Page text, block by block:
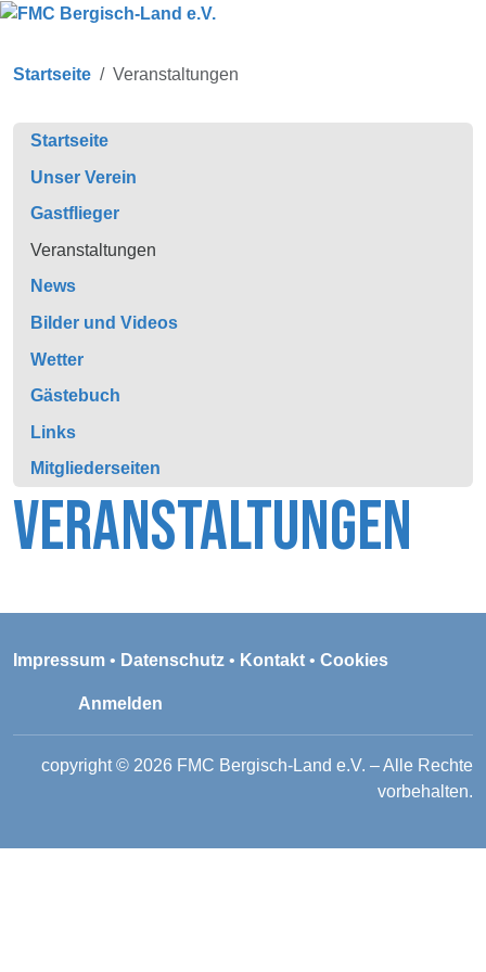
Startseite Veranstaltungen
Startseite
Unser Verein
Gastflieger
Veranstaltungen
News
Bilder und Videos
Wetter
Gästebuch
Links
Mitgliederseiten
VERANSTALTUNGEN
Impressum • Datenschutz • Kontakt • Cookies
Anmelden
copyright © 2026 FMC Bergisch-Land e.V. – Alle Rechte
vorbehalten.